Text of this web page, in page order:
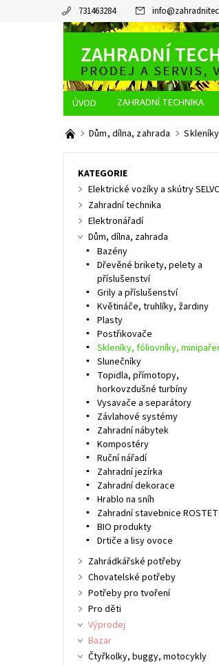
731463284 info@
ZAHRADNÍ TECHNIKA
O NÁS
JAK NAKUPOVAT
Dům, dílna, zahrada
KATEGORIE
Elektrické vozíky a skútry
Zahradní technika
Elektronářadí
Dům, dílna, zahrada
Bazény
Dřevěné brikety, pelety a
příslušenství
Grily a příslušenství
Květináče, truhlíky, žardiny
Plasty
Postřikovače
Skleníky, fóliovníky,
Slunečníky
Topidla, přímotopy,
horkovzdušné turbíny
Vysavače a separátory
Závlahové systémy
Zahradní nábytek
Kompostéry
Ruční nářadí
Zahradní jezírka
Zahradní dekorace
Hrablo na sníh
Zahradní stavebnice
BIO produkty
Drtiče a lisy ovoce
Zahrádkářské potřeby
Chovatelské potřeby
Potřeby pro tvoření
Pro děti
Výprodej
Bazar
Čtyřkolky, buggy, motocykly